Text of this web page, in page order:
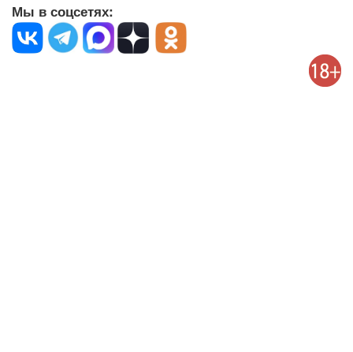
Мы в соцсетях: